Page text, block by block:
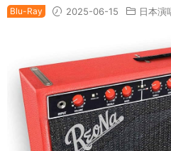
Blu-Ray 2025-06-15 日本演